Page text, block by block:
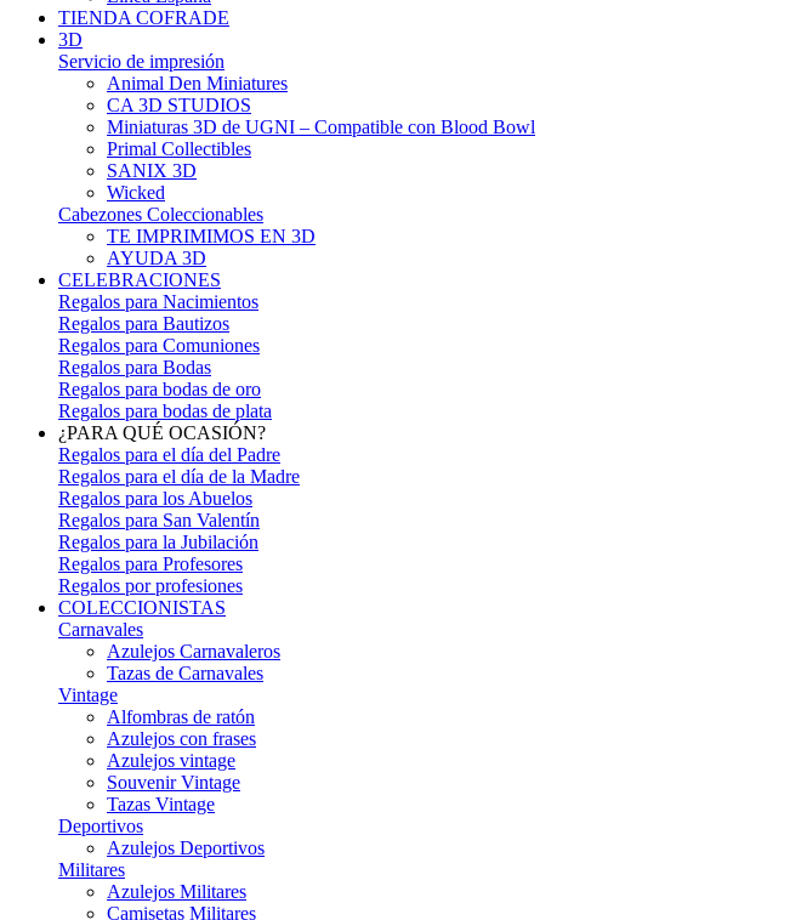
TIENDA COFRADE
3D
Servicio de impresión
Animal Den Miniatures
CA 3D STUDIOS
Miniaturas 3D de UGNI – Compatible con Blood Bowl
Primal Collectibles
SANIX 3D
Wicked
Cabezones Coleccionables
TE IMPRIMIMOS EN 3D
AYUDA 3D
CELEBRACIONES
Regalos para Nacimientos
Regalos para Bautizos
Regalos para Comuniones
Regalos para Bodas
Regalos para bodas de oro
Regalos para bodas de plata
¿PARA QUÉ OCASIÓN?
Regalos para el día del Padre
Regalos para el día de la Madre
Regalos para los Abuelos
Regalos para San Valentín
Regalos para la Jubilación
Regalos para Profesores
Regalos por profesiones
COLECCIONISTAS
Carnavales
Azulejos Carnavaleros
Tazas de Carnavales
Vintage
Alfombras de ratón
Azulejos con frases
Azulejos vintage
Souvenir Vintage
Tazas Vintage
Deportivos
Azulejos Deportivos
Militares
Azulejos Militares
Camisetas Militares